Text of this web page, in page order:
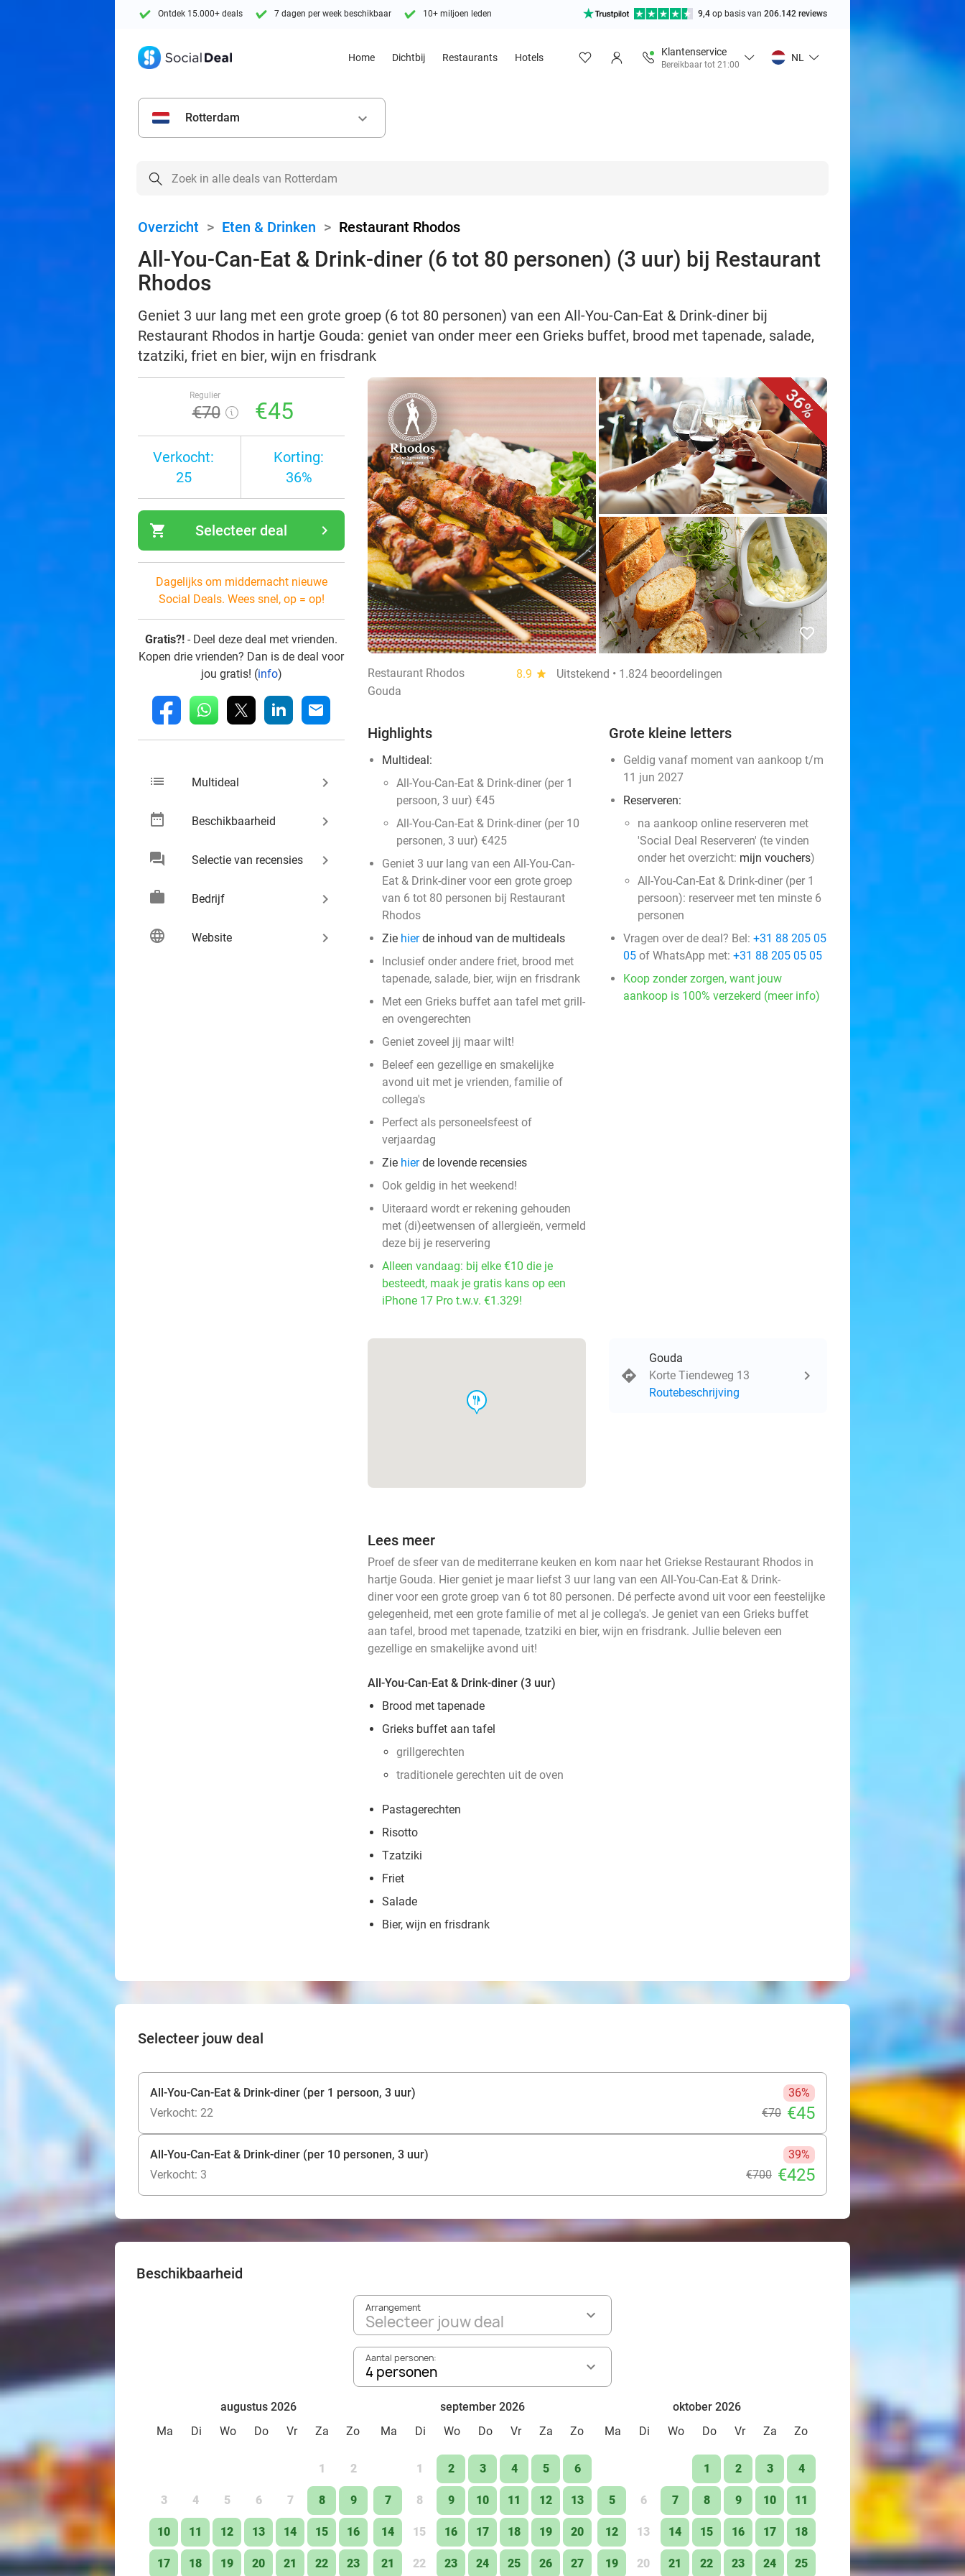
Ontdek 15.000+ deals 7 dagen per week beschikbaar 10+ miljoen leden 9,4 op basis van 206.142 reviews
Home Dichtbij Restaurants Hotels
Klantenservice
Bereikbaar tot 21:00
NL
Rotterdam keyboard_arrow_down
Overzicht > Eten & Drinken > Restaurant Rhodos
All-You-Can-Eat & Drink-diner (6 tot 80 personen) (3 uur) bij Restaurant
Rhodos
Geniet 3 uur lang met een grote groep (6 tot 80 personen) van een All-You-Can-Eat & Drink-diner bij
Restaurant Rhodos in hartje Gouda: geniet van onder meer een Grieks buffet, brood met tapenade, salade,
tzatziki, friet en bier, wijn en frisdrank
Regulier
€70 €45
Verkocht:
25
Korting:
36%
shopping_cart navigate_next
Selecteer deal
Dagelijks om middernacht nieuwe
Social Deals. Wees snel, op = op!
Gratis?! - Deel deze deal met vrienden.
Kopen drie vrienden? Dan is de deal voor
jou gratis! (info)
fb whatsapp linkedin mail
list Multideal keyboard_arrow_right
date_range Beschikbaarheid keyboard_arrow_right
chat Selectie van recensies keyboard_arrow_right
work Bedrijf keyboard_arrow_right
language Website keyboard_arrow_right
36%
favorite_border
Restaurant Rhodos 8.9 star
Uitstekend • 1.824 beoordelingen
Gouda
Highlights
Multideal:
All-You-Can-Eat & Drink-diner (per 1
persoon, 3 uur) €45
All-You-Can-Eat & Drink-diner (per 10
personen, 3 uur) €425
Geniet 3 uur lang van een All-You-Can-
Eat & Drink-diner voor een grote groep
van 6 tot 80 personen bij Restaurant
Rhodos
Zie hierde inhoud van de multideals
Inclusief onder andere friet, brood met
tapenade, salade, bier, wijn en frisdrank
Met een Grieks buffet aan tafel met grill-
en ovengerechten
Geniet zoveel jij maar wilt!
Beleef een gezellige en smakelijke
avond uit met je vrienden, familie of
collega's
Perfect als personeelsfeest of
verjaardag
Zie hierde lovende recensies
Ook geldig in het weekend!
Uiteraard wordt er rekening gehouden
met (di)eetwensen of allergieën, vermeld
deze bij je reservering
Alleen vandaag: bij elke €10 die je
besteedt, maak je gratis kans op een
iPhone 17 Pro t.w.v. €1.329!
Grote kleine letters
Geldig vanaf moment van aankoop t/m
11 jun 2027
Reserveren:
na aankoop online reserveren met
'Social Deal Reserveren' (te vinden
onder het overzicht: mijn vouchers)
All-You-Can-Eat & Drink-diner (per 1
persoon): reserveer met ten minste 6
personen
Vragen over de deal? Bel: +31 88 205 05
05 of WhatsApp met: +31 88 205 05 05
Koop zonder zorgen, want jouw
aankoop is 100% verzekerd (meer info)
food
Gouda
Korte Tiendeweg 13
Routebeschrijving
Lees meer
Proef de sfeer van de mediterrane keuken en kom naar het Griekse Restaurant Rhodos in
hartje Gouda. Hier geniet je maar liefst 3 uur lang van een All-You-Can-Eat & Drink-
diner voor een grote groep van 6 tot 80 personen. Dé perfecte avond uit voor een feestelijke
gelegenheid, met een grote familie of met al je collega's. Je geniet van een Grieks buffet
aan tafel, brood met tapenade, tzatziki en bier, wijn en frisdrank. Jullie beleven een
gezellige en smakelijke avond uit!
All-You-Can-Eat & Drink-diner (3 uur)
Brood met tapenade
Grieks buffet aan tafel
grillgerechten
traditionele gerechten uit de oven
Pastagerechten
Risotto
Tzatziki
Friet
Salade
Bier, wijn en frisdrank
Selecteer jouw deal
All-You-Can-Eat & Drink-diner (per 1 persoon, 3 uur)
36%
Verkocht: 22
€70 €45
All-You-Can-Eat & Drink-diner (per 10 personen, 3 uur)
39%
Verkocht: 3
€700 €425
Beschikbaarheid
Arrangement
Selecteer jouw deal
Aantal personen:
4 personen
augustus 2026
Ma
Di Wo Do Vr Za Zo
1 2
3 4 5 6 7 8 9
10 11 12 13 14 15 16
17 18 19 20 21 22 23
september 2026
Ma
Di Wo Do Vr Za Zo
1 2 3 4 5 6
7 8 9 10 11 12 13
14 15 16 17 18 19 20
21 22 23 24 25 26 27
oktober 2026
Ma
Di Wo Do Vr Za Zo
1 2 3 4
5 6 7 8 9 10 11
12 13 14 15 16 17 18
19 20 21 22 23 24 25